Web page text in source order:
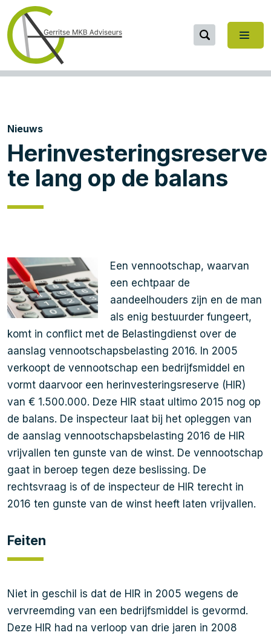
Nieuws
Herinvesteringsreserve
te lang op de balans
Een vennootschap, waarvan
een echtpaar de
aandeelhouders zijn en de man
als enig bestuurder fungeert,
komt in conflict met de Belastingdienst over de
aanslag vennootschapsbelasting 2016. In 2005
verkoopt de vennootschap een bedrijfsmiddel en
vormt daarvoor een herinvesteringsreserve (HIR)
van € 1.500.000. Deze HIR staat ultimo 2015 nog op
de balans. De inspecteur laat bij het opleggen van
de aanslag vennootschapsbelasting 2016 de HIR
vrijvallen ten gunste van de winst. De vennootschap
gaat in beroep tegen deze beslissing. De
rechtsvraag is of de inspecteur de HIR terecht in
2016 ten gunste van de winst heeft laten vrijvallen.
Feiten
Niet in geschil is dat de HIR in 2005 wegens de
vervreemding van een bedrijfsmiddel is gevormd.
Deze HIR had na verloop van drie jaren in 2008